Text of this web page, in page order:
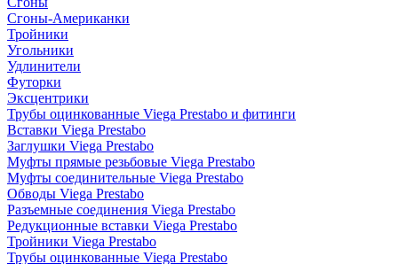
Сгоны-Американки
Тройники
Угольники
Удлинители
Футорки
Эксцентрики
Трубы оцинкованные Viega Prestabo и фитинги
Вставки Viega Prestabo
Заглушки Viega Prestabo
Муфты прямые резьбовые Viega Prestabo
Муфты соединительные Viega Prestabo
Обводы Viega Prestabo
Разъемные соединения Viega Prestabo
Редукционные вставки Viega Prestabo
Тройники Viega Prestabo
Трубы оцинкованные Viega Prestabo